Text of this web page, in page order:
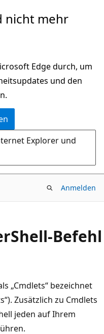
nicht mehr
Edge durch, um
und den
Explorer und
Anmelden
Befehl
„Cmdlets“ bezeichnet
Zusätzlich zu Cmdlets
jeden auf Ihrem